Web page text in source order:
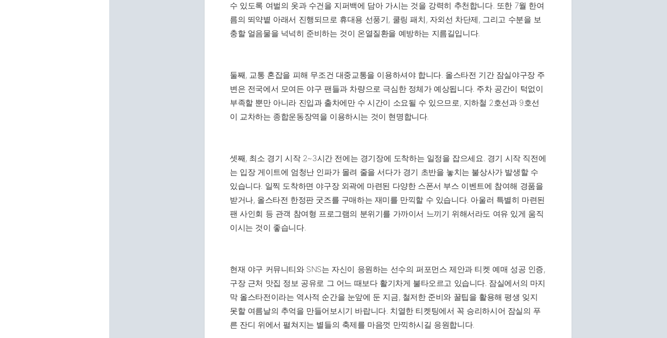
수 있도록 여벌의 옷과 수건을 지퍼백에 담아 가시는 것을 강력히 추천합니다. 또한 7월 한여
름의 뙤약볕 아래서 진행되므로 휴대용 선풍기, 쿨링 패치, 자외선 차단제, 그리고 수분을 보
충할 얼음물을 넉넉히 준비하는 것이 온열질환을 예방하는 지름길입니다.
둘째, 교통 혼잡을 피해 무조건 대중교통을 이용하셔야 합니다. 올스타전 기간 잠실야구장 주
변은 전국에서 모여든 야구 팬들과 차량으로 극심한 정체가 예상됩니다. 주차 공간이 턱없이
부족할 뿐만 아니라 진입과 출차에만 수 시간이 소요될 수 있으므로, 지하철 2호선과 9호선
이 교차하는 종합운동장역을 이용하시는 것이 현명합니다.
셋째, 최소 경기 시작 2~3시간 전에는 경기장에 도착하는 일정을 잡으세요. 경기 시작 직전에
는 입장 게이트에 엄청난 인파가 몰려 줄을 서다가 경기 초반을 놓치는 불상사가 발생할 수
있습니다. 일찍 도착하면 야구장 외곽에 마련된 다양한 스폰서 부스 이벤트에 참여해 경품을
받거나, 올스타전 한정판 굿즈를 구매하는 재미를 만끽할 수 있습니다. 아울러 특별히 마련된
팬 사인회 등 관객 참여형 프로그램의 분위기를 가까이서 느끼기 위해서라도 여유 있게 움직
이시는 것이 좋습니다.
현재 야구 커뮤니티와 SNS는 자신이 응원하는 선수의 퍼포먼스 제안과 티켓 예매 성공 인증,
구장 근처 맛집 정보 공유로 그 어느 때보다 활기차게 불타오르고 있습니다. 잠실에서의 마지
막 올스타전이라는 역사적 순간을 눈앞에 둔 지금, 철저한 준비와 꿀팁을 활용해 평생 잊지
못할 여름날의 추억을 만들어보시기 바랍니다. 치열한 티켓팅에서 꼭 승리하시어 잠실의 푸
른 잔디 위에서 펼쳐지는 별들의 축제를 마음껏 만끽하시길 응원합니다.